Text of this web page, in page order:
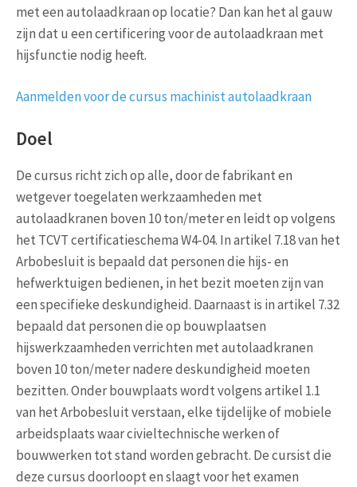
met een autolaadkraan op locatie? Dan kan het al gauw
zijn dat u een certificering voor de autolaadkraan met
hijsfunctie nodig heeft.
Aanmelden voor de cursus machinist autolaadkraan
Doel
De cursus richt zich op alle, door de fabrikant en
wetgever toegelaten werkzaamheden met
autolaadkranen boven 10 ton/meter en leidt op volgens
het TCVT certificatieschema W4-04. In artikel 7.18 van het
Arbobesluit is bepaald dat personen die hijs- en
hefwerktuigen bedienen, in het bezit moeten zijn van
een specifieke deskundigheid. Daarnaast is in artikel 7.32
bepaald dat personen die op bouwplaatsen
hijswerkzaamheden verrichten met autolaadkranen
boven 10 ton/meter nadere deskundigheid moeten
bezitten. Onder bouwplaats wordt volgens artikel 1.1
van het Arbobesluit verstaan, elke tijdelijke of mobiele
arbeidsplaats waar civieltechnische werken of
bouwwerken tot stand worden gebracht. De cursist die
deze cursus doorloopt en slaagt voor het examen